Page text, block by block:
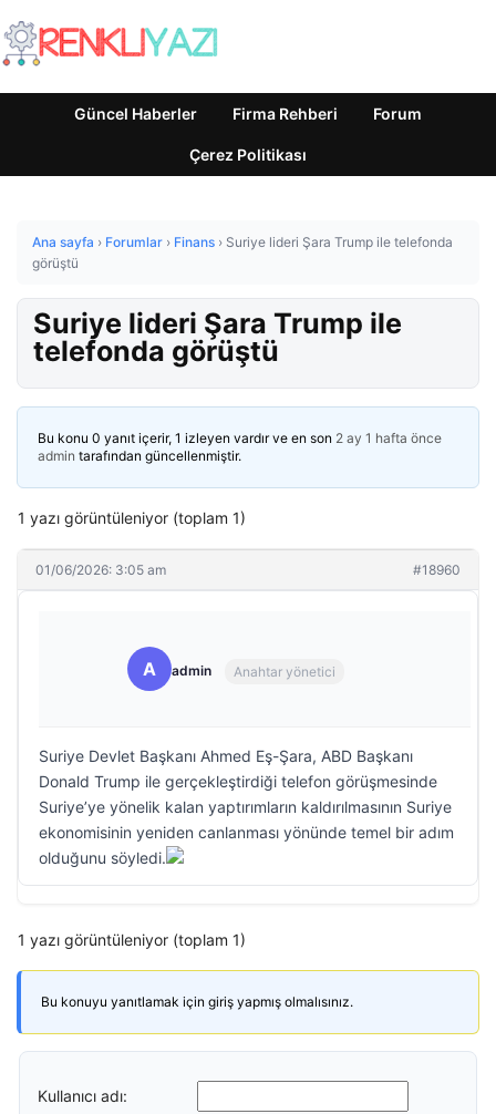
Güncel Haberler Firma Rehberi Forum
Çerez Politikası
Ana sayfa › Forumlar › Finans › Suriye lideri Şara Trump ile telefonda
görüştü
Suriye lideri Şara Trump ile
telefonda görüştü
Bu konu 0 yanıt içerir, 1 izleyen vardır ve en son 2 ay 1 hafta önce
admin tarafından güncellenmiştir.
1 yazı görüntüleniyor (toplam 1)
01/06/2026: 3:05 am #18960
A admin Anahtar yönetici
Suriye Devlet Başkanı Ahmed Eş-Şara, ABD Başkanı
Donald Trump ile gerçekleştirdiği telefon görüşmesinde
Suriye’ye yönelik kalan yaptırımların kaldırılmasının Suriye
ekonomisinin yeniden canlanması yönünde temel bir adım
olduğunu söyledi.
1 yazı görüntüleniyor (toplam 1)
Bu konuyu yanıtlamak için giriş yapmış olmalısınız.
Kullanıcı adı: